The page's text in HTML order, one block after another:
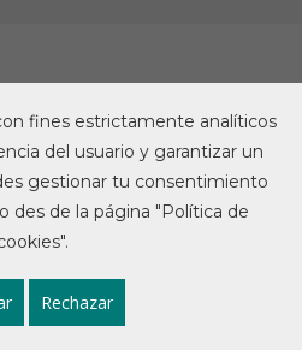
fines estrictamente analíticos
del usuario y garantizar un
gestionar tu consentimiento
des de la página "Política de
Rechazar